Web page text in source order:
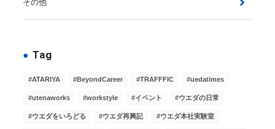
その他
Tag
ATARIYA BeyondCareer TRAFFFIC uedatimes
utenaworks workstyle イベント ウエダの日常
ウエダをいろどる ウエダ再興記 ウエダ本社実験室